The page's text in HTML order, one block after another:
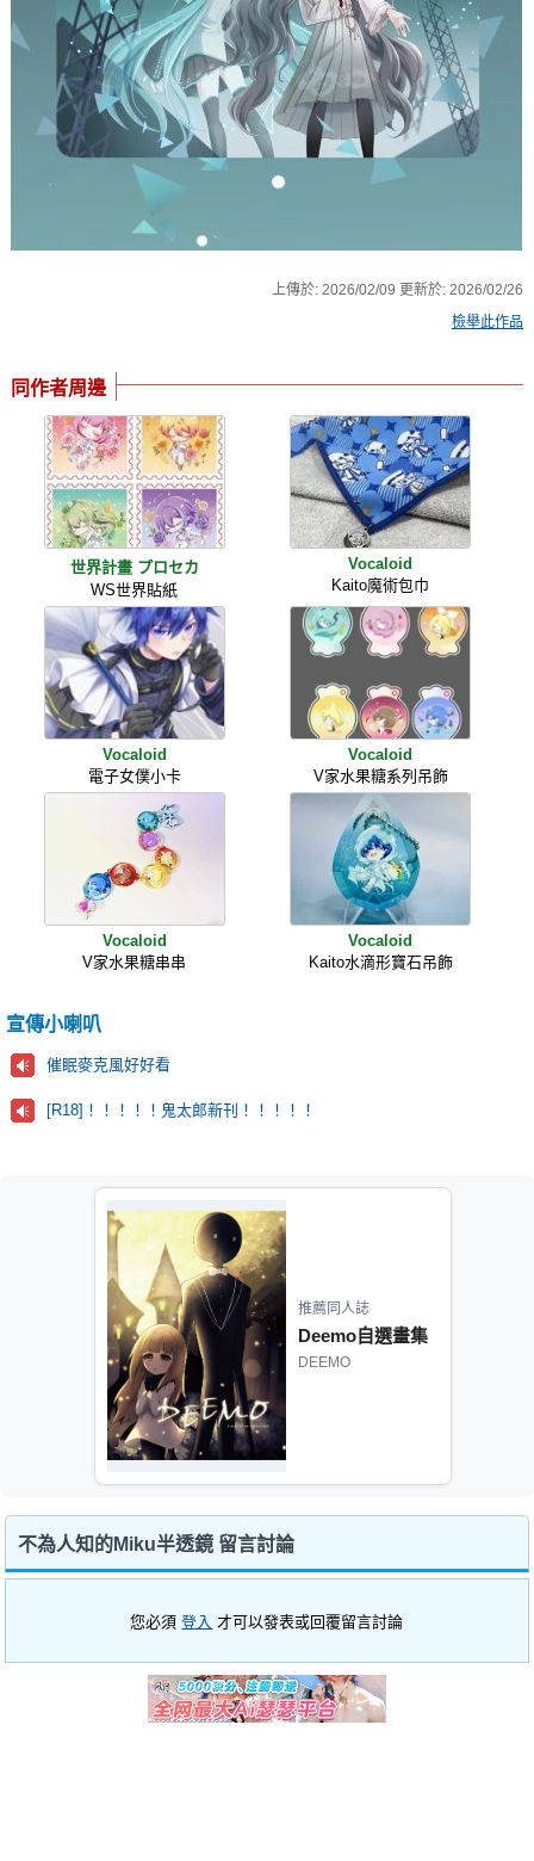
上傳於: 2026/02/09 更新於: 2026/02/26
檢舉此作品
同作者周邊
世界計畫 プロセカ
WS世界貼紙
Vocaloid
Kaito魔術包巾
Vocaloid
電子女僕小卡
Vocaloid
V家水果糖系列吊飾
Vocaloid
V家水果糖串串
Vocaloid
Kaito水滴形寶石吊飾
宣傳小喇叭
催眠麥克風好好看
[R18]！！！！！鬼太郎新刊！！！！！
推薦同人誌
Deemo自選畫集
DEEMO
不為人知的Miku半透鏡 留言討論
您必須登入 才可以發表或回覆留言討論